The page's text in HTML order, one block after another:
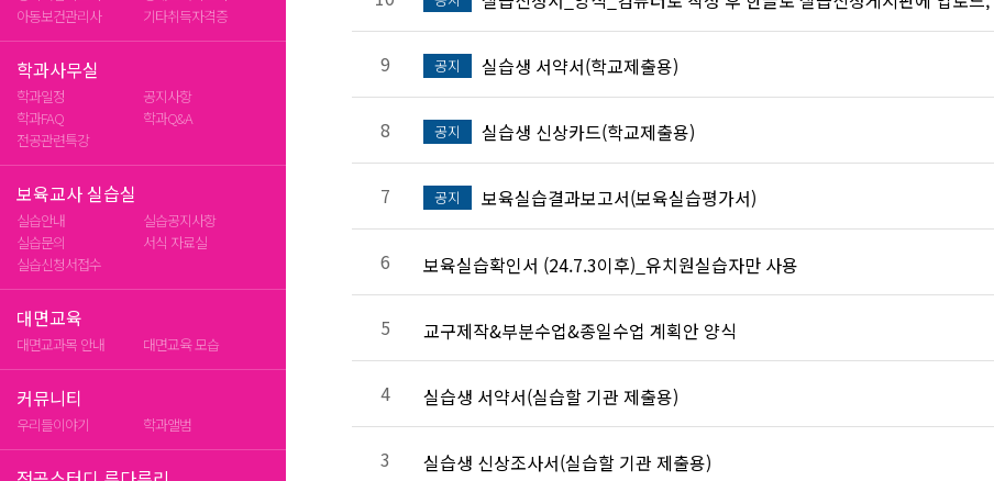
아동보건관리사
기타취득자격증
학과사무실
학과일정
공지사항
학과FAQ
학과Q&A
전공관련특강
보육교사 실습실
실습안내
실습공지사항
실습문의
서식 자료실
실습신청서접수
대면교육
대면교과목 안내 대면교육 모습
커뮤니티
우리들이야기 학과앨범
9 공지 실습생 서약서(학교제출용)
8 공지 실습생 신상카드(학교제출용)
7 공지 보육실습결과보고서(보육실습평가서)
6 보육실습확인서 (24.7.3이후)_유치원실습자만 사용
5 교구제작&부분수업&종일수업 계획안 양식
4 실습생 서약서(실습할 기관 제출용)
3 실습생 신상조사서(실습할 기관 제출용)